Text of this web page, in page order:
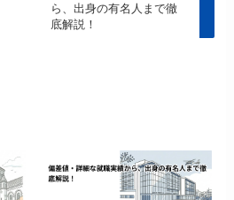
ら、出身の有名人まで徹
底解説！